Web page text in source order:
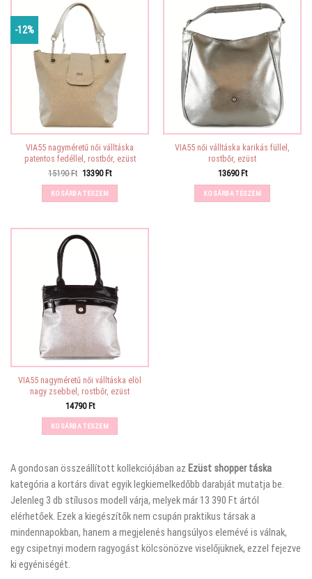
-12%
VIA55 nagyméretű női válltáska
patentos fedéllel, rostbőr, ezüst
15190Ft Original
was:
15190 Ft.
13390 FtCurrent
KOSÁRBA TESZEM
VIA55 női válltáska karikás füllel,
rostbőr, ezüst
13690 Ft
KOSÁRBA TESZEM
VIA55 nagyméretű női válltáska elöl
nagy zsebbel, rostbőr, ezüst
14790 Ft
KOSÁRBA TESZEM
Agondosan összeállított kollekciójában az Ezüst shopper táska
kategória a kortárs divat egyik legkiemelkedőbb darabját mutatja be.
Jelenleg 3 db stílusos modell várja, melyek már 13 390 Ft ártól
elérhetőek. Ezek a kiegészítők nem csupán praktikus társak a
mindennapokban, hanem a megjelenés hangsúlyos elemévé is válnak,
egy csipetnyi modern ragyogást kölcsönözve viselőjüknek, ezzel fejezve
ki egyéniségét.